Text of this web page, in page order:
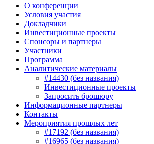
О конференции
Условия участия
Докладчики
Инвестиционные проекты
Спонсоры и партнеры
Участники
Программа
Аналитические материалы
#14430 (без названия)
Инвестиционные проекты
Запросить брошюру
Информационные партнеры
Контакты
Мероприятия прошлых лет
#17192 (без названия)
#16965 (без названия)